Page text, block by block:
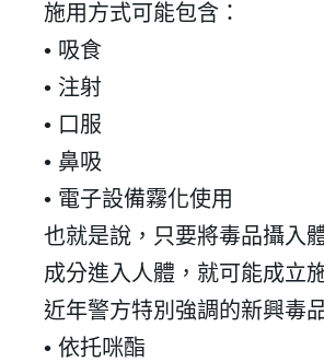
施用方式可能包含：
• 吸食
• 注射
• 口服
• 鼻吸
• 電子設備霧化使用
也就是說，只要將毒品攝入
成分進入人體，就可能成立
近年警方特別強調的新興毒
• 依托咪酯